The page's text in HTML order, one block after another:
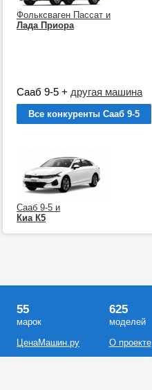
Фольксваген Пассат и
Лада Приора
Сааб 9-5 + другая машина
Все конкуренты Сааб 9-5
Сааб 9-5 и
Киа К5
55
марок
ЦенаМашин.ру
625
моделей
О проекте